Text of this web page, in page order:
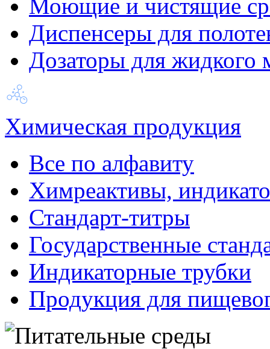
Моющие и чистящие
Диспенсеры для
Дозаторы для жидкого
Химическая продукция
Все по алфавиту
Химреактивы,
Стандарт-титры
Государственные
Индикаторные трубки
Продукция для